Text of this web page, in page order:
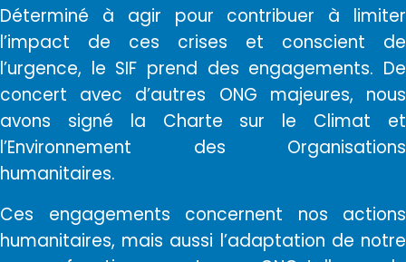
Déterminé à agir pour contribuer à limiter
l’impact de ces crises et conscient de
l’urgence, le SIF prend des engagements. De
concert avec d’autres ONG majeures, nous
avons signé la Charte sur le Climat et
l’Environnement des Organisations
humanitaires.
Ces engagements concernent nos actions
humanitaires, mais aussi l’adaptation de notre